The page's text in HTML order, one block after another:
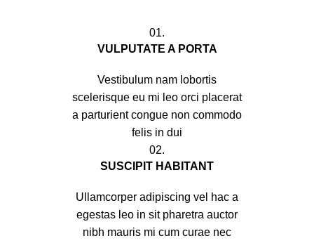
01.
VULPUTATE A PORTA
Vestibulum nam lobortis
scelerisque eu mi leo orci placerat
a parturient congue non commodo
felis in dui
02.
SUSCIPIT HABITANT
Ullamcorper adipiscing vel hac a
egestas leo in sit pharetra auctor
nibh mauris mi cum curae nec